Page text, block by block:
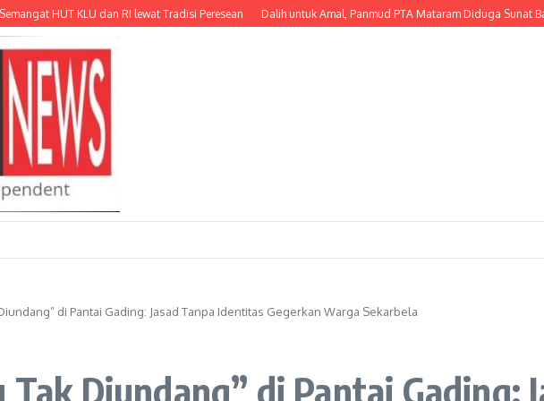
HUT KLU dan RI lewat Tradisi Peresean Dalih untuk Amal, Panmud PTA Mataram Diduga Sunat Bantuan
di Pantai Gading: Jasad Tanpa Identitas Gegerkan Warga Sekarbela
Diundang” di Pantai Gading: